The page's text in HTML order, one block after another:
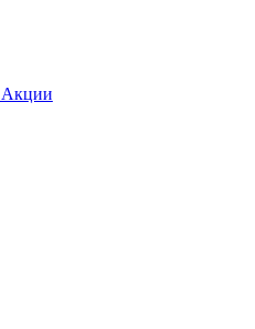
Акции